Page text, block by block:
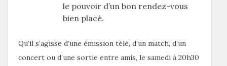
le pouvoir d’un bon rendez-vous
bien placé.
Qu’il s’agisse d’une émission télé, d’un match, d’un
concert ou d’une sortie entre amis, le samedi à 20h30